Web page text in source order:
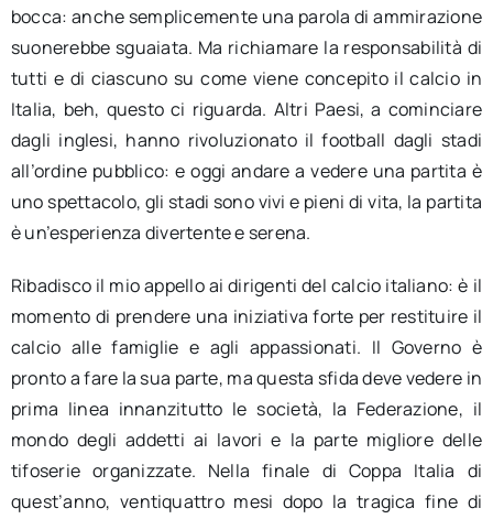
bocca: anche semplicemente una parola di ammirazione
suonerebbe sguaiata. Ma richiamare la responsabilità di
tutti e di ciascuno su come viene concepito il calcio in
Italia, beh, questo ci riguarda. Altri Paesi, a cominciare
dagli inglesi, hanno rivoluzionato il football dagli stadi
all’ordine pubblico: e oggi andare a vedere una partita è
uno spettacolo, gli stadi sono vivi e pieni di vita, la partita
è un’esperienza divertente e serena.
Ribadisco il mio appello ai dirigenti del calcio italiano: è il
momento di prendere una iniziativa forte per restituire il
calcio alle famiglie e agli appassionati. Il Governo è
pronto a fare la sua parte, ma questa sfida deve vedere in
prima linea innanzitutto le società, la Federazione, il
mondo degli addetti ai lavori e la parte migliore delle
tifoserie organizzate. Nella finale di Coppa Italia di
quest’anno, ventiquattro mesi dopo la tragica fine di